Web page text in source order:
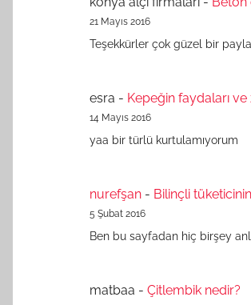
21 Mayıs 2016
Teşekkürler çok güzel bir
esra - Kepeğin faydaları ve
14 Mayıs 2016
yaa bir türlü kurtulamıyorum
nurefşan - Bilinçli
5 Şubat 2016
Ben bu sayfadan hiç birşey
matbaa - Çitlembik nedir?